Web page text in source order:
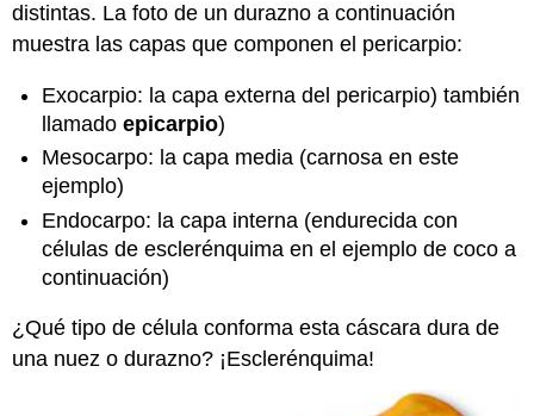
distintas. La foto de un durazno a continuación
muestra las capas que componen el pericarpio:
Exocarpio: la capa externa del pericarpio) también
llamadoepicarpio)
Mesocarpo: la capa media (carnosa en este
ejemplo)
Endocarpo: la capa interna (endurecida con
células de esclerénquima en el ejemplo de coco a
continuación)
¿Qué tipo de célula conforma esta cáscara dura de
una nuez o durazno? ¡Esclerénquima!